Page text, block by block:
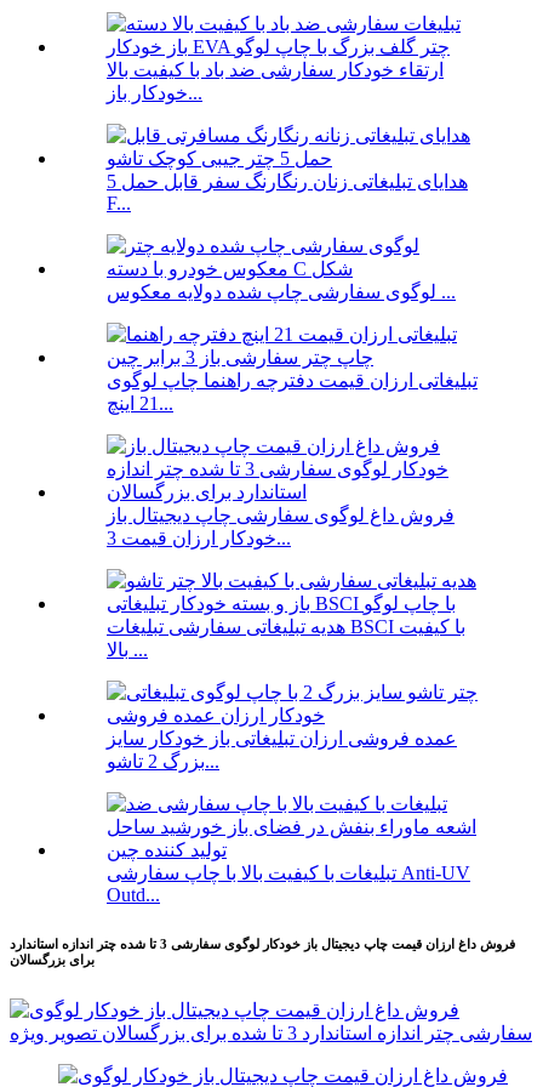
ارتقاء خودکار سفارشی ضد باد با کیفیت بالا
خودکار باز...
هدایای تبلیغاتی زنان رنگارنگ سفر قابل حمل 5
F...
لوگوی سفارشی چاپ شده دولایه معکوس ...
تبلیغاتی ارزان قیمت دفترچه راهنما چاپ لوگوی
21 اینچ...
فروش داغ لوگوی سفارشی چاپ دیجیتال باز
خودکار ارزان قیمت 3...
هدیه تبلیغاتی سفارشی تبلیغات BSCI با کیفیت
بالا ...
عمده فروشی ارزان تبلیغاتی باز خودکار سایز
بزرگ 2 تاشو...
تبلیغات با کیفیت بالا با چاپ سفارشی Anti-UV
Outd...
فروش داغ ارزان قیمت چاپ دیجیتال باز خودکار لوگوی سفارشی 3 تا شده چتر اندازه استاندارد
برای بزرگسالان